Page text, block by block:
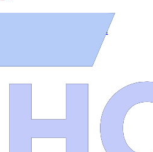
puntos de la provincia